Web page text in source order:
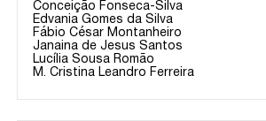
Conceição Fonseca-Silva
Edvania Gomes da Silva
Fábio César Montanheiro
Janaina de Jesus Santos
Lucília Sousa Romão
M. Cristina Leandro Ferreira